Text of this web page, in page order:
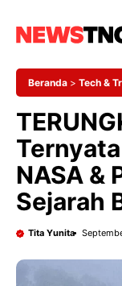
Beranda > Tech &
NASA &
Sejarah
Tita Yunita